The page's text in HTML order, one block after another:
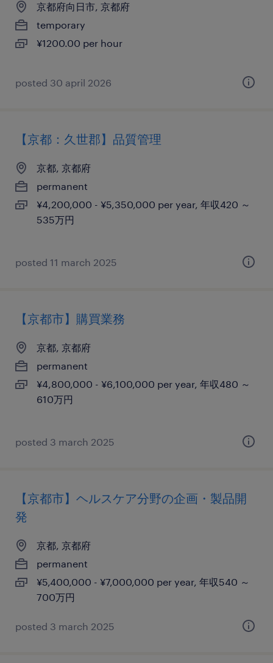
京都府向日市, 京都府
temporary
¥1200.00 per hour
posted 30 april 2026
【京都：久世郡】品質管理
京都, 京都府
permanent
¥4,200,000 - ¥5,350,000 per year, 年収420 ～
535万円
posted 11 march 2025
【京都市】購買業務
京都, 京都府
permanent
¥4,800,000 - ¥6,100,000 per year, 年収480 ～
610万円
posted 3 march 2025
【京都市】ヘルスケア分野の企画・製品開
発
京都, 京都府
permanent
¥5,400,000 - ¥7,000,000 per year, 年収540 ～
700万円
posted 3 march 2025